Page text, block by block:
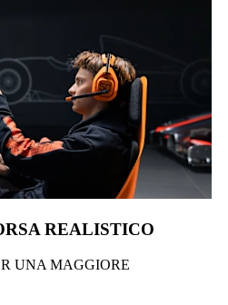
REALISTICO
UNA MAGGIORE